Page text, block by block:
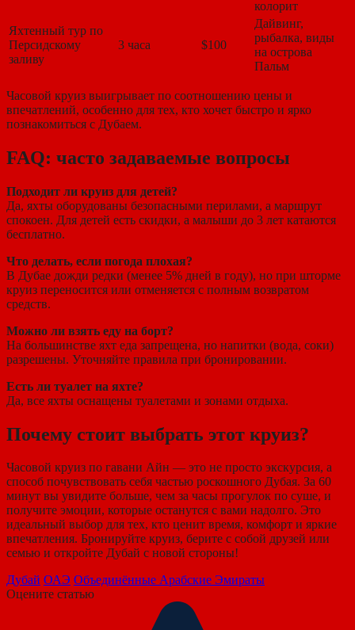
колорит
Яхтенный тур по
Персидскому
заливу
3 часа $100
Дайвинг,
рыбалка, виды
на острова
Пальм
Часовой круиз выигрывает по соотношению цены и
впечатлений, особенно для тех, кто хочет быстро и ярко
познакомиться с Дубаем.
FAQ: часто задаваемые вопросы
Подходит ли круиз для детей?
Да, яхты оборудованы безопасными перилами, а маршрут
спокоен. Для детей есть скидки, а малыши до 3 лет катаются
бесплатно.
Что делать, если погода плохая?
В Дубае дожди редки (менее 5% дней в году), но при шторме
круиз переносится или отменяется с полным возвратом
средств.
Можно ли взять еду на борт?
На большинстве яхт еда запрещена, но напитки (вода, соки)
разрешены. Уточняйте правила при бронировании.
Есть ли туалет на яхте?
Да, все яхты оснащены туалетами и зонами отдыха.
Почему стоит выбрать этот круиз?
Часовой круиз по гавани Айн — это не просто экскурсия, а
способ почувствовать себя частью роскошного Дубая. За 60
минут вы увидите больше, чем за часы прогулок по суше, и
получите эмоции, которые останутся с вами надолго. Это
идеальный выбор для тех, кто ценит время, комфорт и яркие
впечатления. Бронируйте круиз, берите с собой друзей или
семью и откройте Дубай с новой стороны!
Дубай ОАЭ Объединённые Арабские Эмираты
Оцените статью